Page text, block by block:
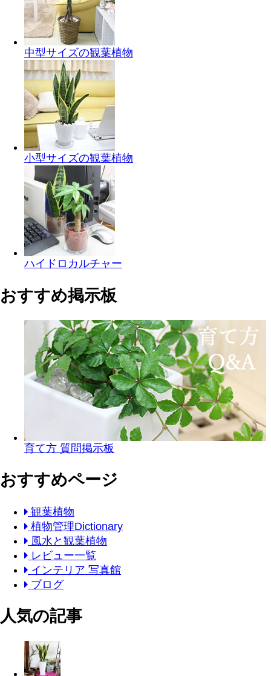
中型サイズの観葉植物
小型サイズの観葉植物
ハイドロカルチャー
おすすめ掲示板
育て方 質問掲示板
おすすめページ
観葉植物
植物管理Dictionary
風水と観葉植物
レビュー一覧
インテリア 写真館
ブログ
人気の記事